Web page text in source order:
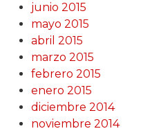
junio 2015
mayo 2015
abril 2015
marzo 2015
febrero 2015
enero 2015
diciembre 2014
noviembre 2014